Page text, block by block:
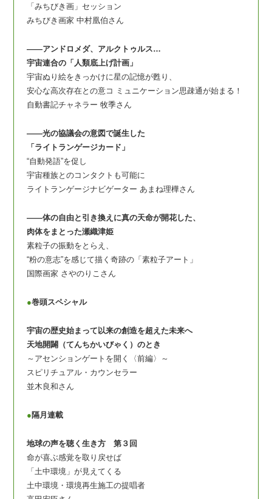
「みちびき画」セッション
みちびき画家 中村凰伯さん
――アンドロメダ、アルクトゥルス…
宇宙連合の「人類底上げ計画」
宇宙ぬり絵をきっかけに星の記憶が甦り、
安心な高次存在との意コ ミュニケーション思疎通が始まる！
自動書記チャネラー 牧季さん
――光の協議会の意図で誕生した
「ライトランゲージカード」
“自動発語”を促し
宇宙種族とのコンタクトも可能に
ライトランゲージナビゲーター あまね理樺さん
――体の自由と引き換えに真の天命が開花した、
肉体をまとった瀬織津姫
素粒子の振動をとらえ、
“粉の意志”を感じて描く奇跡の「素粒子アート」
国際画家 さやのりこさん
●巻頭スペシャル
宇宙の歴史始まって以来の創造を超えた未来へ
天地開闢（てんちかいびゃく）のとき
～アセンションゲートを開く〈前編〉～
スピリチュアル・カウンセラー
並木良和さん
●隔月連載
地球の声を聴く生き方 第３回
命が喜ぶ感覚を取り戻せば
「土中環境」が見えてくる
土中環境・環境再生施工の提唱者